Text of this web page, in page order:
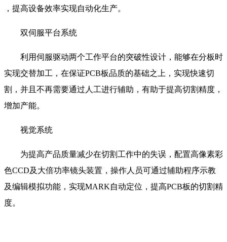
，提高设备效率实现自动化生产。
双伺服平台系统
利用伺服驱动两个工作平台的突破性设计，能够在分板时
实现交替加工，在保证PCB板品质的基础之上，实现快速切
割，并且不再需要通过人工进行辅助，有助于提高切割精度，
增加产能。
视觉系统
为提高产品质量减少在切割工作中的失误，配置高像素彩
色CCD及大倍功率镜头装置，操作人员可通过辅助程序示教
及编辑模拟功能，实现MARK自动定位，提高PCB板的切割精
度。